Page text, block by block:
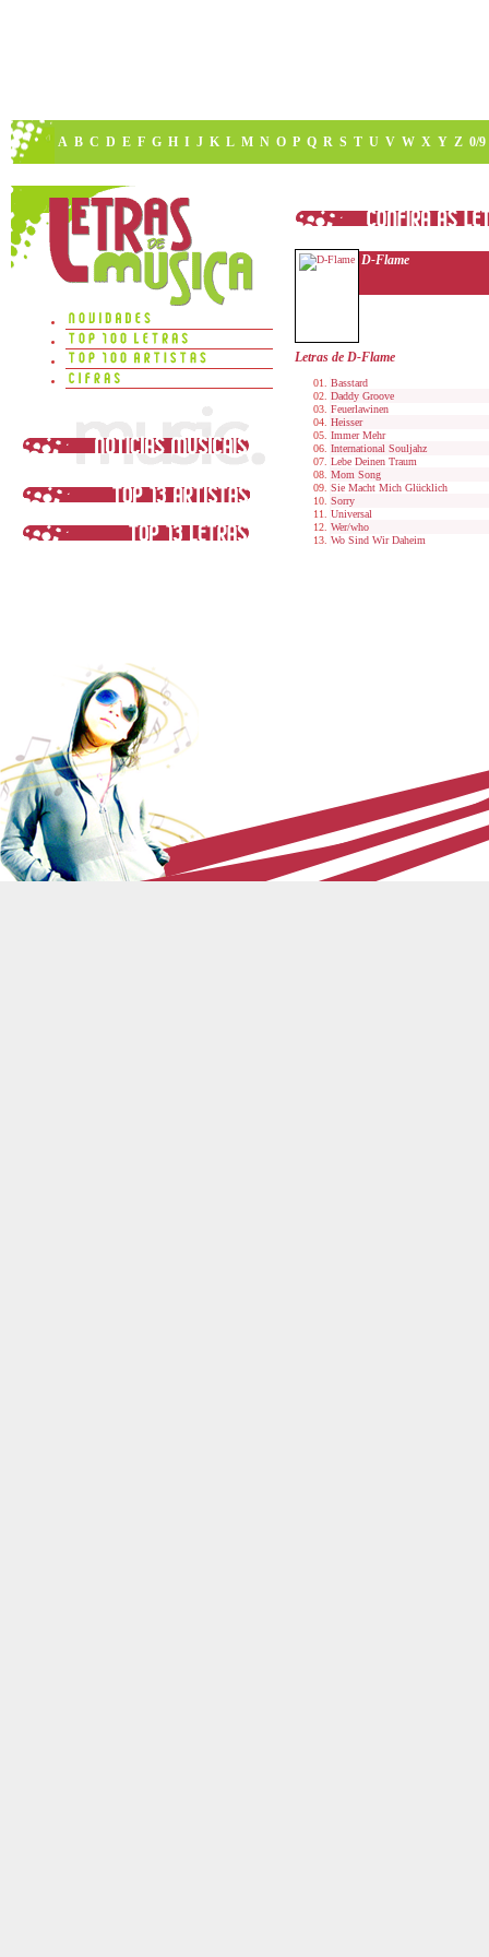
A B C D E F G H I J K L M N O P Q R S T U V W X Y Z 0/9
D-Flame
Letras de D-Flame
Basstard
Daddy Groove
Feuerlawinen
Heisser
Immer Mehr
International Souljahz
Lebe Deinen Traum
Mom Song
Sie Macht Mich Glücklich
Sorry
Universal
Wer/who
Wo Sind Wir Daheim